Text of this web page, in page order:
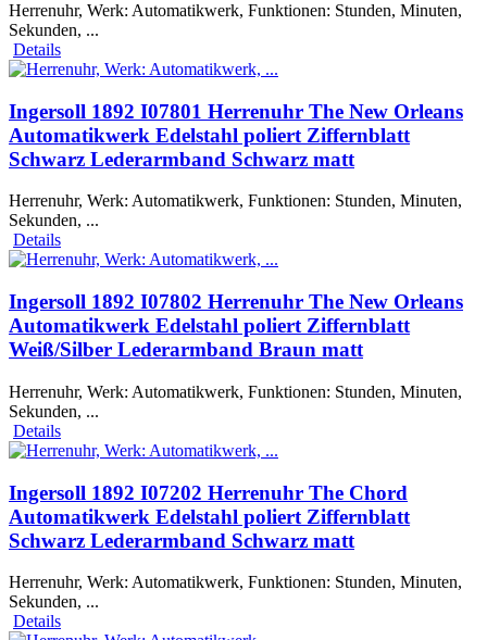
Herrenuhr, Werk: Automatikwerk, Funktionen: Stunden, Minuten,
Sekunden, ...
Details
Ingersoll 1892 I07801 Herrenuhr The New Orleans
Automatikwerk Edelstahl poliert Ziffernblatt
Schwarz Lederarmband Schwarz matt
Herrenuhr, Werk: Automatikwerk, Funktionen: Stunden, Minuten,
Sekunden, ...
Details
Ingersoll 1892 I07802 Herrenuhr The New Orleans
Automatikwerk Edelstahl poliert Ziffernblatt
Weiß/Silber Lederarmband Braun matt
Herrenuhr, Werk: Automatikwerk, Funktionen: Stunden, Minuten,
Sekunden, ...
Details
Ingersoll 1892 I07202 Herrenuhr The Chord
Automatikwerk Edelstahl poliert Ziffernblatt
Schwarz Lederarmband Schwarz matt
Herrenuhr, Werk: Automatikwerk, Funktionen: Stunden, Minuten,
Sekunden, ...
Details